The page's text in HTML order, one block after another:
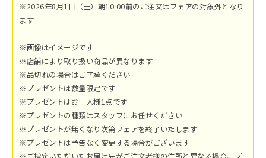
※2026年8月1日（土）朝10:00前のご注文はフェアの対象外となり
ます
※画像はイメージです
※店舗により取り扱い商品が異なります
※品切れの場合はご了承ください
※プレゼントは数量限定です
※プレゼントはお一人様1点です
※プレゼントの種類はスタッフにお任せください
※プレゼントが無くなり次第フェアを終了いたします
※プレゼントは予告なく変更する場合がございます